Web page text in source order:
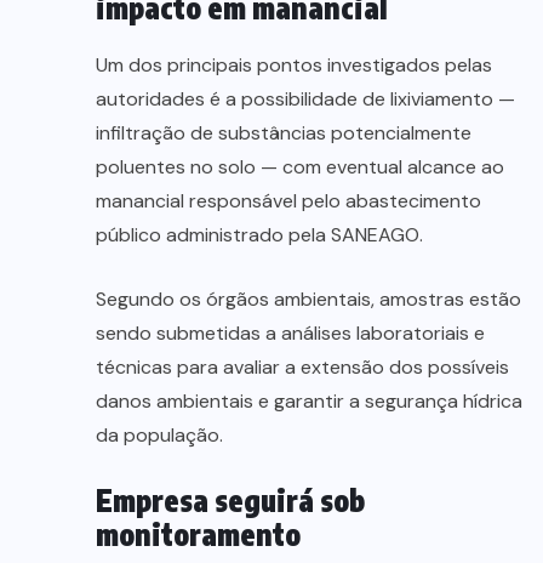
Um dos principais pontos investigados pelas
autoridades é a possibilidade de lixiviamento —
infiltração de substâncias potencialmente
poluentes no solo — com eventual alcance ao
manancial responsável pelo abastecimento
público administrado pela SANEAGO.
Segundo os órgãos ambientais, amostras estão
sendo submetidas a análises laboratoriais e
técnicas para avaliar a extensão dos possíveis
danos ambientais e garantir a segurança hídrica
da população.
Empresa seguirá sob
monitoramento